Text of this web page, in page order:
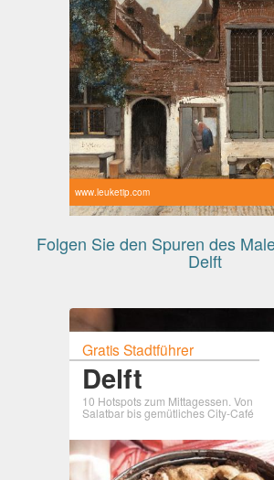
www.leuketip.com
Folgen Sie den Spuren des
Delft
Gratis Stadtführer
Delft
10 Hotspots zum Mittagessen. Von
Salatbar bis gemütliches City-Café